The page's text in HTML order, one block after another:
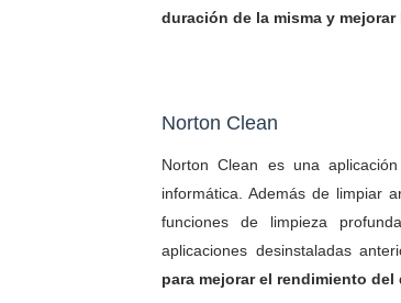
duración de la misma y
Norton Clean
Norton Clean es una
informática. Además de limpiar
funciones de limpieza
aplicaciones desinstaladas
para mejorar el rendimiento